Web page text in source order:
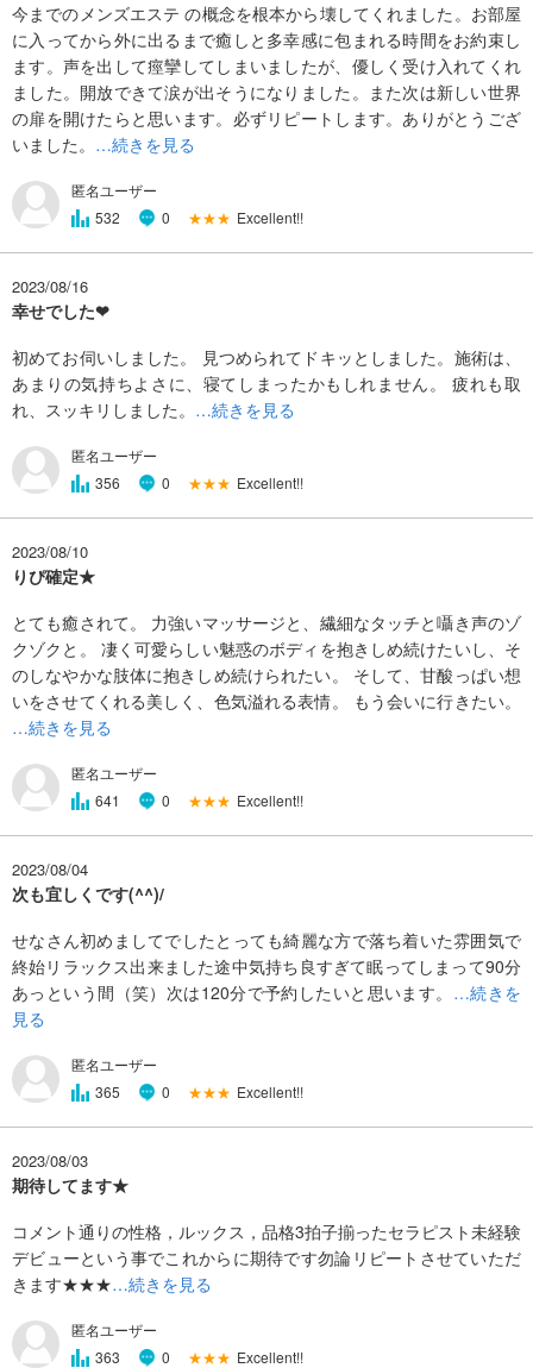
今までのメンズエステ の概念を根本から壊してくれました。お部屋
に入ってから外に出るまで癒しと多幸感に包まれる時間をお約束し
ます。声を出して痙攣してしまいましたが、優しく受け入れてくれ
ました。開放できて涙が出そうになりました。また次は新しい世界
の扉を開けたらと思います。必ずリピートします。ありがとうござ
いました。 …続きを見る
匿名ユーザー
532
0 ★★★ Excellent!!
2023/08/16
幸せでした❤
初めてお伺いしました。 見つめられてドキッとしました。施術は、
あまりの気持ちよさに、寝てしまったかもしれません。 疲れも取
れ、スッキリしました。 …続きを見る
匿名ユーザー
356
0 ★★★ Excellent!!
2023/08/10
りぴ確定★
とても癒されて。 力強いマッサージと、繊細なタッチと囁き声のゾ
クゾクと。 凄く可愛らしい魅惑のボディを抱きしめ続けたいし、そ
のしなやかな肢体に抱きしめ続けられたい。 そして、甘酸っぱい想
いをさせてくれる美しく、色気溢れる表情。 もう会いに行きたい。
…続きを見る
匿名ユーザー
641
0 ★★★ Excellent!!
2023/08/04
次も宜しくです(^^)/
せなさん初めましてでしたとっても綺麗な方で落ち着いた雰囲気で
終始リラックス出来ました途中気持ち良すぎて眠ってしまって90分
あっという間（笑）次は120分で予約したいと思います。 …続きを
見る
匿名ユーザー
365
0 ★★★ Excellent!!
2023/08/03
期待してます★
コメント通りの性格，ルックス，品格3拍子揃ったセラピスト未経験
デビューという事でこれからに期待です勿論リピートさせていただ
きます★★★…続きを見る
匿名ユーザー
363
0 ★★★ Excellent!!